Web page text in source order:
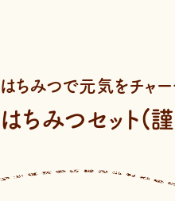
はちみつで元気をチャ
はちみつセット(